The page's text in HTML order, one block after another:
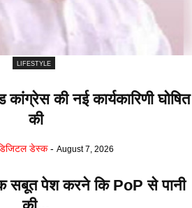
LIFESTYLE
की नई कार्यकारिणी घोषित
की
डिजिटल डेस्क - August 7, 2026
सबूत पेश करने कि PoP से पानी